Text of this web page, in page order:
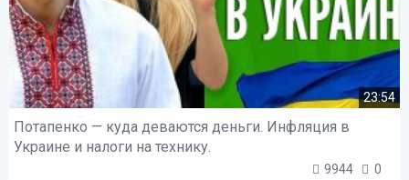
23:54
Потапенко — куда деваются деньги. Инфляция в
Украине и налоги на технику.
9944 0